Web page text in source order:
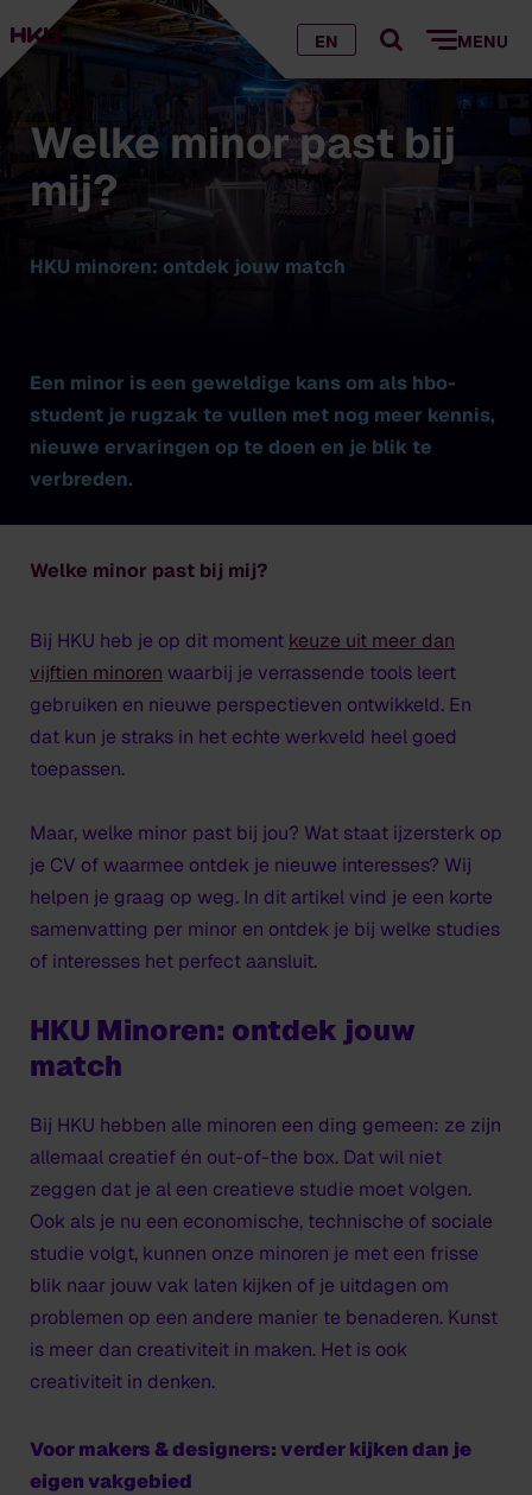
EN MENU
Welke minor past bij
mij?
HKU minoren: ontdek jouw match
Een minor is een geweldige kans om als hbo-
student je rugzak te vullen met nog meer kennis,
nieuwe ervaringen op te doen en je blik te
verbreden.
Welke minor past bij mij?
Bij HKU heb je op dit moment keuze uit meer dan
vijftien minoren waarbij je verrassende tools leert
gebruiken en nieuwe perspectieven ontwikkeld. En
dat kun je straks in het echte werkveld heel goed
toepassen.
Maar, welke minor past bij jou? Wat staat ijzersterk op
je CV of waarmee ontdek je nieuwe interesses? Wij
helpen je graag op weg. In dit artikel vind je een korte
samenvatting per minor en ontdek je bij welke studies
of interesses het perfect aansluit.
HKU Minoren: ontdek jouw
match
Bij HKU hebben alle minoren een ding gemeen: ze zijn
allemaal creatief én out-of-the box. Dat wil niet
zeggen dat je al een creatieve studie moet volgen.
Ook als je nu een economische, technische of sociale
studie volgt, kunnen onze minoren je met een frisse
blik naar jouw vak laten kijken of je uitdagen om
problemen op een andere manier te benaderen. Kunst
is meer dan creativiteit in maken. Het is ook
creativiteit in denken.
Voor makers & designers: verder kijken dan je
eigen vakgebied